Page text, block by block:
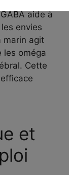
aide à
envies
marin agit
les oméga
Cette
et